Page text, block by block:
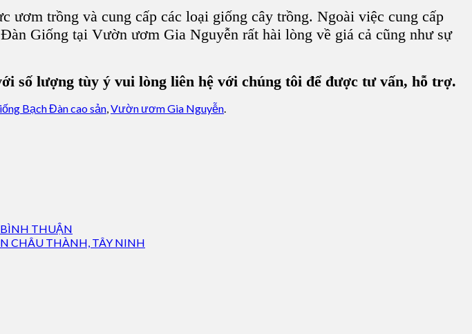
ươm trồng và cung cấp các loại giống cây trồng. Ngoài việc cung cấp
Giống tại Vườn ươm Gia Nguyễn rất hài lòng về giá cả cũng như sự
số lượng tùy ý vui lòng liên hệ với chúng tôi để được tư vấn, hỗ trợ.
Bạch Đàn cao sản,Vườn ươm Gia Nguyễn.
BÌNH THUẬN
CHÂU THÀNH, TÂY NINH